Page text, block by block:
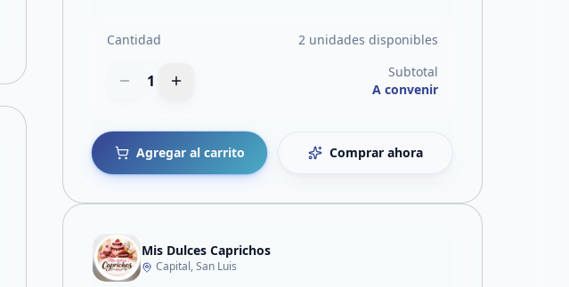
Cantidad 2 unidades disponibles
1
Subtotal
A convenir
Agregar al carrito Comprar ahora
Mis Dulces Caprichos
Capital, San Luis